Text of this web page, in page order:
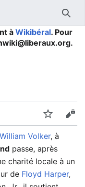
à Wikibéral. Pour
Suivre
William Volker, à
passe, après
charité locale à un
de Floyd Harper,